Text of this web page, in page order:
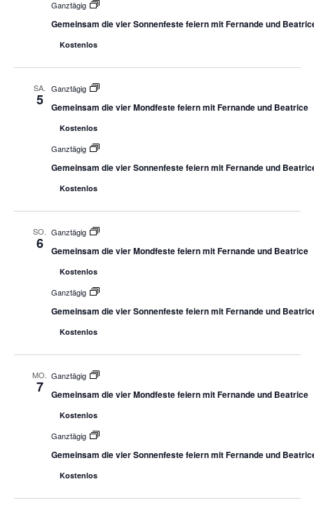
Ganztägig
Gemeinsam die vier Sonnenfeste feiern mit Fernande und
Kostenlos
SA.
5
Ganztägig
Gemeinsam die vier Mondfeste feiern mit Fernande und Beatrice
Kostenlos
Ganztägig
Gemeinsam die vier Sonnenfeste feiern mit Fernande und
Kostenlos
SO.
6
Ganztägig
Gemeinsam die vier Mondfeste feiern mit Fernande und Beatrice
Kostenlos
Ganztägig
Gemeinsam die vier Sonnenfeste feiern mit Fernande und
Kostenlos
MO.
7
Ganztägig
Gemeinsam die vier Mondfeste feiern mit Fernande und Beatrice
Kostenlos
Ganztägig
Gemeinsam die vier Sonnenfeste feiern mit Fernande und
Kostenlos